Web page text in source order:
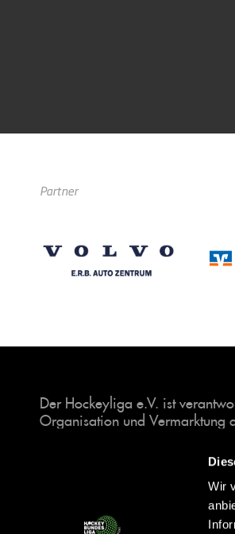
Wir
Partner
Der Hockeyliga e.V. ist
Organisation und Vermarktung
Halle. Insgesamt sind über 60
Dach der Hockeyliga
Herren als auch im Damen